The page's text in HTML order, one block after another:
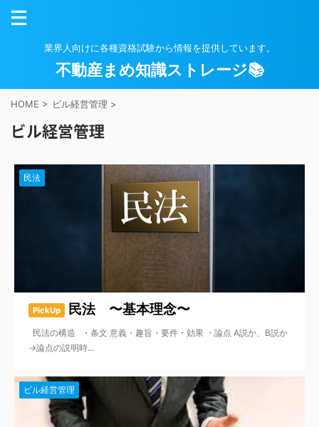
業界人向けに各種資格試験から情報を提供しています。
不動産まめ知識ストレージ📚
HOME > ビル経営管理 >
ビル経営管理
民法
PickUp 民法 〜基本理念〜
民法の構造 ・条文 意義・趣旨・要件・効果 ・論点 A説か、B説か
→論点の説明時…
ビル経営管理